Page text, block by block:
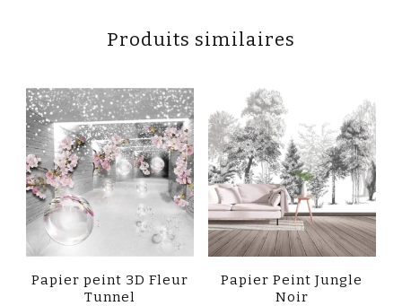
Produits similaires
Papier peint 3D Fleur
Tunnel
Papier Peint Jungle
Noir